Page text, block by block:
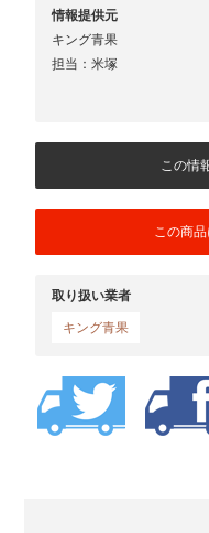
情報提供元
キング青果
担当：米塚
この情
この商
取り扱い業者
キング青果